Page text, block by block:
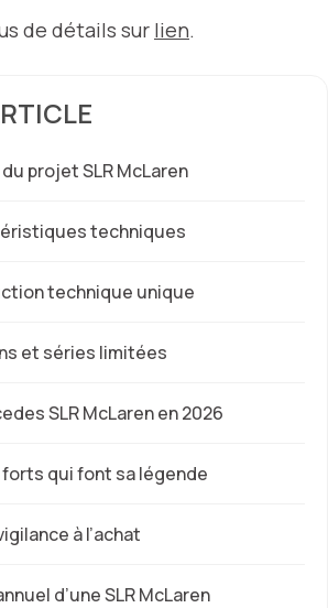
de détails sur lien.
projet SLR McLaren
techniques
technique unique
et séries limitées
SLR McLaren en 2026
qui font sa légende
à l’achat
d’une SLR McLaren